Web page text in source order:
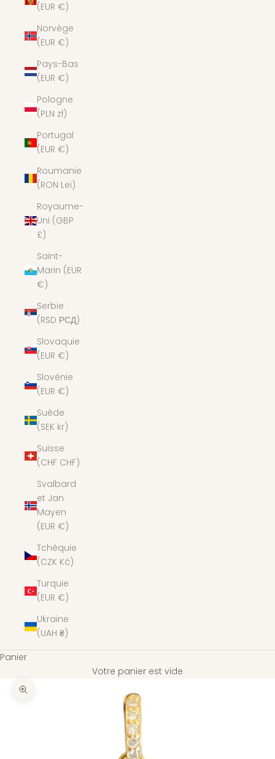
(EUR €)
Norvège
(EUR €)
Pays-Bas
(EUR €)
Pologne
(PLN zł)
Portugal
(EUR €)
Roumanie
(RON Lei)
Royaume-
Uni (GBP
£)
Saint-
Marin (EUR
€)
Serbie
(RSD РСД)
Slovaquie
(EUR €)
Slovénie
(EUR €)
Suède
(SEK kr)
Suisse
(CHF CHF)
Svalbard
et Jan
Mayen
(EUR €)
Tchéquie
(CZK Kč)
Turquie
(EUR €)
Ukraine
(UAH ₴)
Panier
Votre panier est vide
Zoomer sur l'image